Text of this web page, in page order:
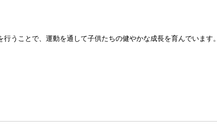
うことで、運動を通して子供たちの健やかな成長を育んでいます。